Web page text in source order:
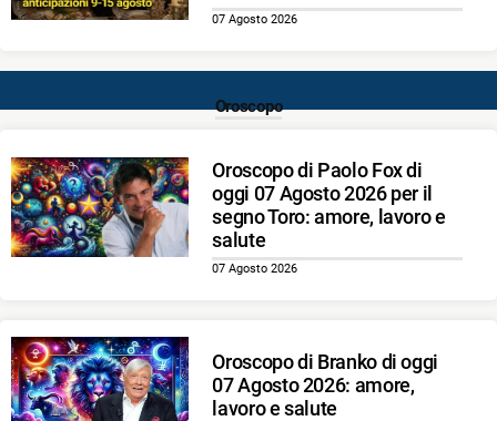
07 Agosto 2026
Oroscopo
Oroscopo di Paolo Fox di
oggi 07 Agosto 2026 per il
segno Toro: amore, lavoro e
salute
07 Agosto 2026
Oroscopo di Branko di oggi
07 Agosto 2026: amore,
lavoro e salute